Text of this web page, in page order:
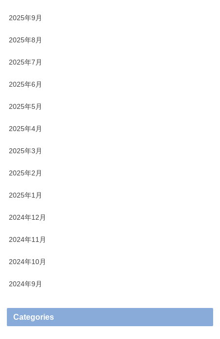
2025年9月
2025年8月
2025年7月
2025年6月
2025年5月
2025年4月
2025年3月
2025年2月
2025年1月
2024年12月
2024年11月
2024年10月
2024年9月
Categories